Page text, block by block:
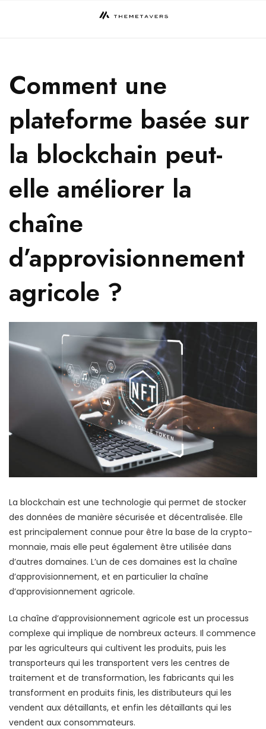
Comment une
plateforme basée sur
la blockchain peut-
elle améliorer la
chaîne
d’approvisionnement
agricole ?
La blockchain est une technologie qui permet de stocker
des données de manière sécurisée et décentralisée. Elle
est principalement connue pour être la base de la crypto-
monnaie, mais elle peut également être utilisée dans
d’autres domaines. L’un de ces domaines est la chaîne
d’approvisionnement, et en particulier la chaîne
d’approvisionnement agricole.
La chaîne d’approvisionnement agricole est un processus
complexe qui implique de nombreux acteurs. Il commence
par les agriculteurs qui cultivent les produits, puis les
transporteurs qui les transportent vers les centres de
traitement et de transformation, les fabricants qui les
transforment en produits finis, les distributeurs qui les
vendent aux détaillants, et enfin les détaillants qui les
vendent aux consommateurs.